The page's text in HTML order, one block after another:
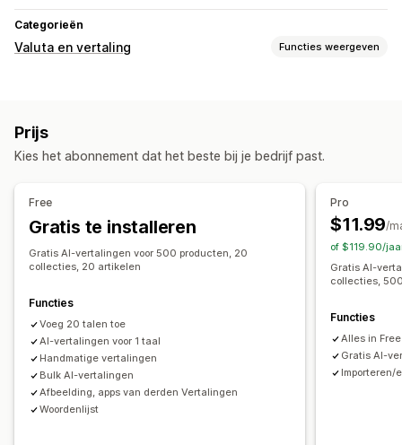
Categorieën
Valuta en vertaling Functies weergeven
Ontwerp van wisselaar
Bulkvertaling
Vertaling van metavelden
SEO-vertaling
URL-vertaling
Ontwerp van wisselaar
Prijs
Kies het abonnement dat het beste bij je bedrijf past.
Free
Gratis te installeren
Gratis AI-vertalingen voor 500 producten, 20
collecties, 20 artikelen
Functies
Voeg 20 talen toe
AI-vertalingen voor 1 taal
Handmatige vertalingen
Bulk AI-vertalingen
Afbeelding, apps van derden Vertalingen
Woordenlijst
Pro
$11.99/
of $119.90/
Gratis AI-
collecties,
Functies
Alles in Free
Gratis AI-
Importeren/